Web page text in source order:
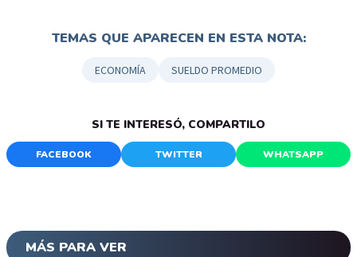
TEMAS QUE APARECEN EN ESTA NOTA:
ECONOMÍA SUELDO PROMEDIO
SI TE INTERESÓ, COMPARTILO
FACEBOOK TWITTER WHATSAPP
MÁS PARA VER